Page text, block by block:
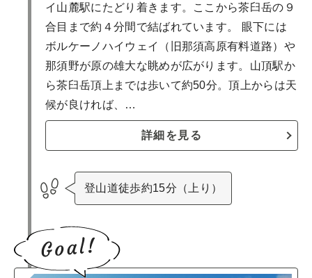
イ山麓駅にたどり着きます。ここから茶臼岳の９
合目まで約４分間で結ばれています。 眼下には
ボルケーノハイウェイ（旧那須高原有料道路）や
那須野が原の雄大な眺めが広がります。山頂駅か
ら茶臼岳頂上までは歩いて約50分。頂上からは天
候が良ければ、…
詳細を見る
登山道徒歩約15分（上り）